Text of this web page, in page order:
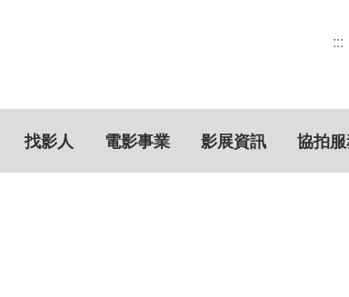
:::
找影人 電影事業 影展資訊 協拍